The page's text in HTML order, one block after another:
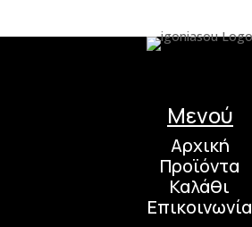
Μενού
Αρχική
Προϊόντα
Καλάθι
Επικοινωνία